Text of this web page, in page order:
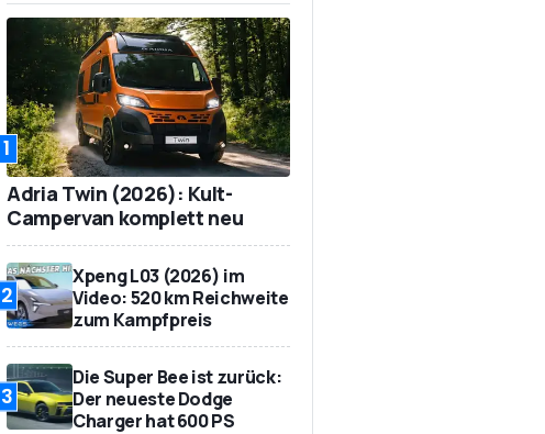
1
Adria Twin (2026): Kult-
Campervan komplett neu
2
Xpeng L03 (2026) im
Video: 520 km Reichweite
zum Kampfpreis
3
Die Super Bee ist zurück:
Der neueste Dodge
Charger hat 600 PS